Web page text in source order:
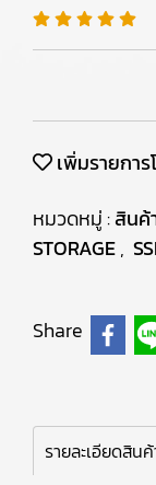
เพิ่มรายการ
หมวดหมู่ :สินค้
STORAGE,
Share
รายละเอียดสินค้